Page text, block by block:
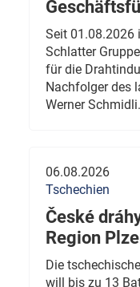
Seit 01.08.2026
Schlatter
für die
Nachfolger des
Werner Schmidli.
06.08.2026
Tschechien
České
Region
Die
will bis zu 13